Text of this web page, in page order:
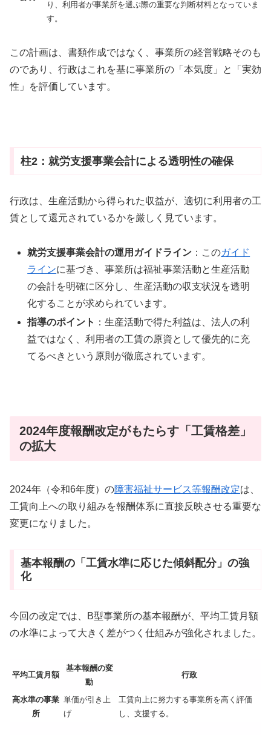
り、利用者が事業所を選ぶ際の重要な判断材料となっていま
す。
この計画は、書類作成ではなく、事業所の経営戦略そのも
のであり、行政はこれを基に事業所の「本気度」と「実効
性」を評価しています。
柱2：就労支援事業会計による透明性の確保
行政は、生産活動から得られた収益が、適切に利用者の工
賃として還元されているかを厳しく見ています。
就労支援事業会計の運用ガイドライン ：このガイド
ラインに基づき、事業所は福祉事業活動と生産活動
の会計を明確に区分し、生産活動の収支状況を透明
化することが求められています。
指導のポイント ：生産活動で得た利益は、法人の利
益ではなく、利用者の工賃の原資として優先的に充
てるべきという原則が徹底されています。
2024年度報酬改定がもたらす「工賃格差」
の拡大
2024年（令和6年度）の障害福祉サービス等報酬改定は、
工賃向上への取り組みを報酬体系に直接反映させる重要な
変更になりました。
基本報酬の「工賃水準に応じた傾斜配分」の強
化
今回の改定では、B型事業所の基本報酬が、平均工賃月額
の水準によって大きく差がつく仕組みが強化されました。
平均工賃月額
基本報酬の変
動
行政
高水準の事業
所
単価が引き上
げ
工賃向上に努力する事業所を高く評価
し、支援する。